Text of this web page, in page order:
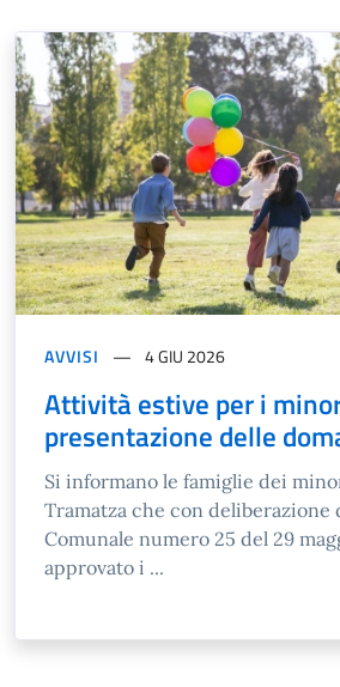
AVVISI 4 GIU 2026
Attività estive per i
presentazione delle
Si informano le famiglie dei
Tramatza che con deliberazione
Comunale numero 25 del 29
approvato i ...